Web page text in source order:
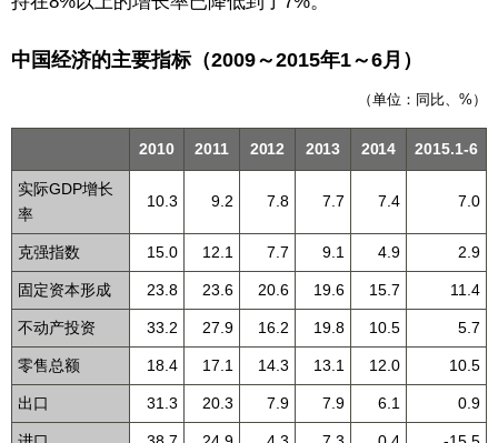
中国经济的主要指标（2009～2015年1～6月）
（单位：同比、%）
2010 2011 2012 2013 2014 2015.1-6
实际GDP增长
率
10.3 9.2 7.8 7.7 7.4 7.0
克强指数 15.0 12.1 7.7 9.1 4.9 2.9
固定资本形成 23.8 23.6 20.6 19.6 15.7 11.4
不动产投资 33.2 27.9 16.2 19.8 10.5 5.7
零售总额 18.4 17.1 14.3 13.1 12.0 10.5
出口 31.3 20.3 7.9 7.9 6.1 0.9